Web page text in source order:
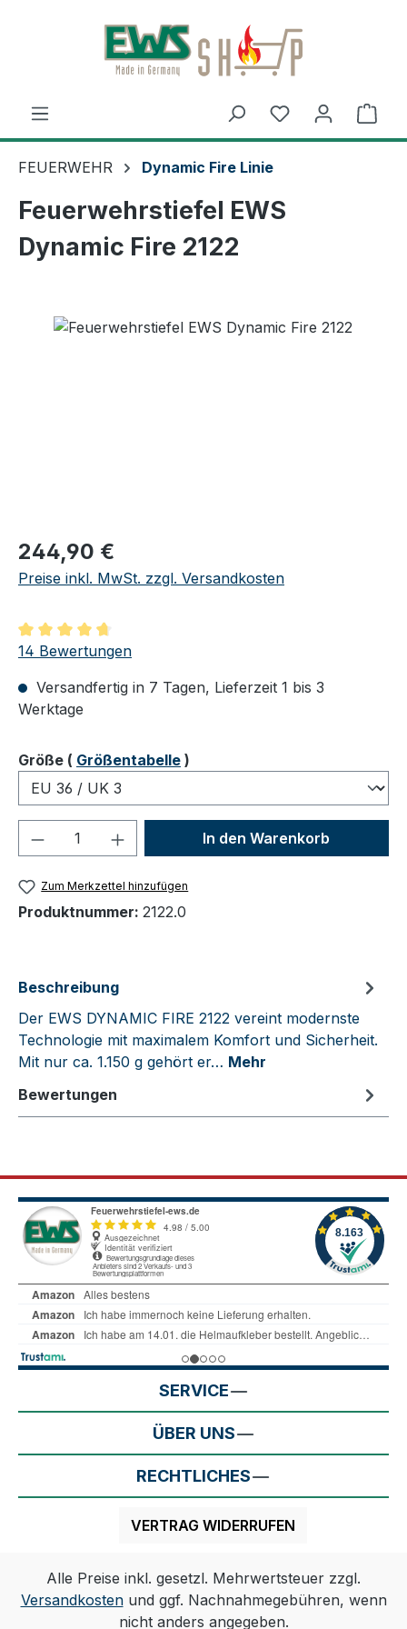
Zum Hauptinhalt springen
FEUERWEHR Dynamic Fire Linie
Feuerwehrstiefel EWS
Dynamic Fire 2122
Regulärer Preis:
244,90 €
Preise inkl. MwSt. zzgl. Versandkosten
Durchschnittliche Bewertung von 4.86 von 5 Sternen
14 Bewertungen
Versandfertig in 7 Tagen, Lieferzeit 1 bis 3
Werktage
Größeauswählen
( Größentabelle )
Produkt Anzahl: Gib denIn den Warenkorb
Zum Merkzettel hinzufügen
Produktnummer: 2122.0
Beschreibung
Der EWS DYNAMIC FIRE 2122 vereint modernste
Technologie mit maximalem Komfort und Sicherheit.
Mit nur ca. 1.150 g gehört er… Mehr
Bewertungen
SERVICE
ÜBER UNS
RECHTLICHES
VERTRAG WIDERRUFEN
Alle Preise inkl. gesetzl. Mehrwertsteuer zzgl.
Versandkostenund ggf. Nachnahmegebühren, wenn
nicht anders angegeben.